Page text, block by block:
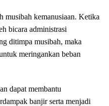
musibah kemanusiaan. Ketika
bicara administrasi
ditimpa musibah, maka
meringankan beban
dapat membantu
banjir serta menjadi